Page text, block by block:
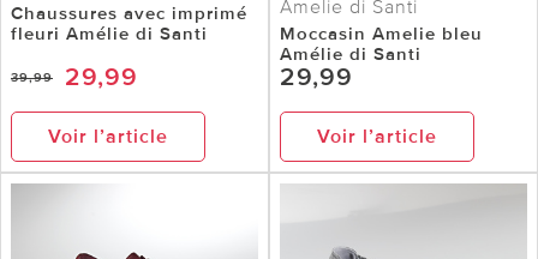
Chaussures avec imprimé
fleuri Amélie di Santi
39,99 29,99
Voir l’article
Amelie di Santi
Moccasin Amelie bleu
Amélie di Santi
29,99
Voir l’article